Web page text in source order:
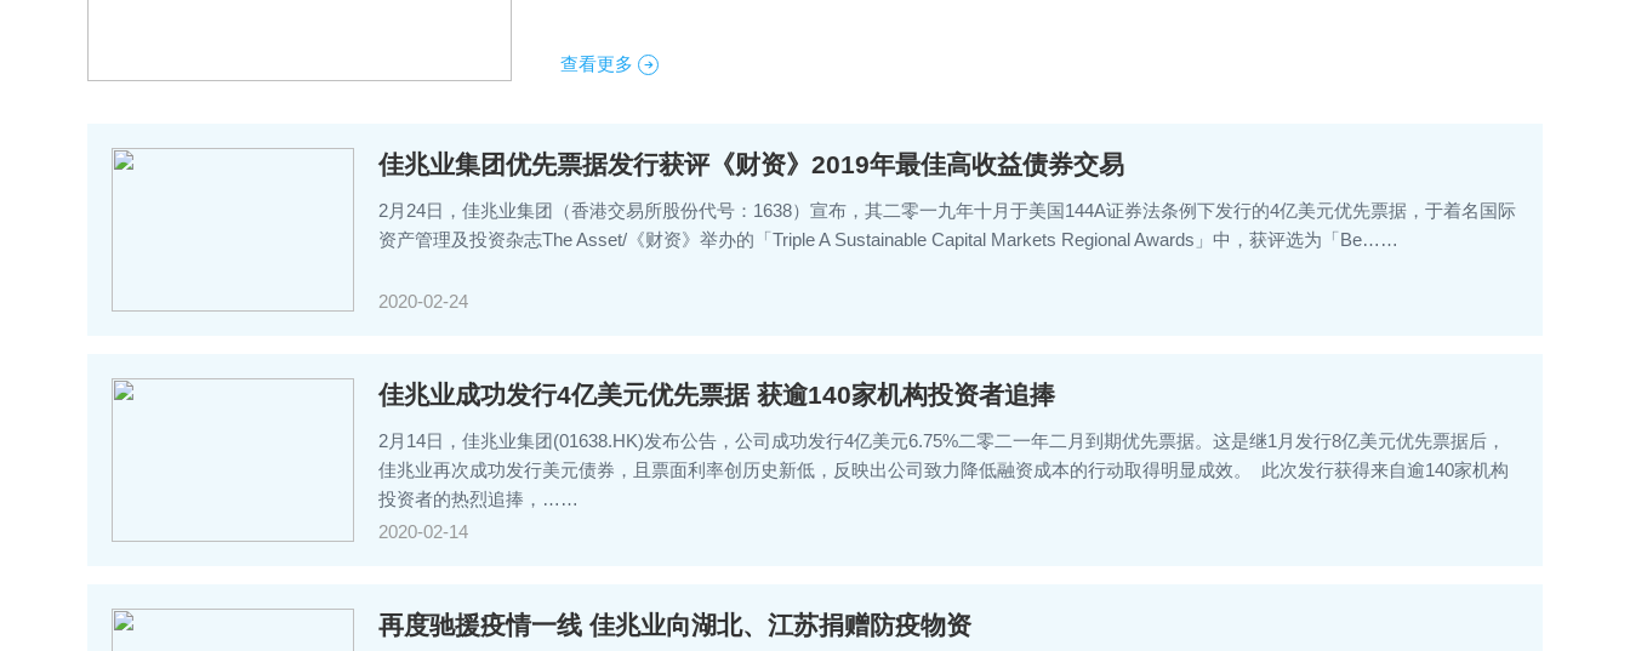
查看更多
佳兆业集团优先票据发行获评《财资》2019年最佳高收益债券交易
2月24日，佳兆业集团（香港交易所股份代号：1638）宣布，其二零一九年十月于美国144A证券法条例下发行的4亿美元优先票据，于着名国际
资产管理及投资杂志The Asset/《财资》举办的「Triple A Sustainable Capital Markets Regional Awards」中，获评选为「Be……
2020-02-24
佳兆业成功发行4亿美元优先票据 获逾140家机构投资者追捧
2月14日，佳兆业集团(01638.HK)发布公告，公司成功发行4亿美元6.75%二零二一年二月到期优先票据。这是继1月发行8亿美元优先票据后，
佳兆业再次成功发行美元债券，且票面利率创历史新低，反映出公司致力降低融资成本的行动取得明显成效。 此次发行获得来自逾140家机构
投资者的热烈追捧，……
2020-02-14
再度驰援疫情一线 佳兆业向湖北、江苏捐赠防疫物资